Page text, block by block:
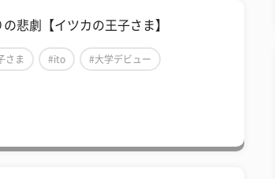
悲劇【イツカの王子さま】
さま #ito #大学デビュー